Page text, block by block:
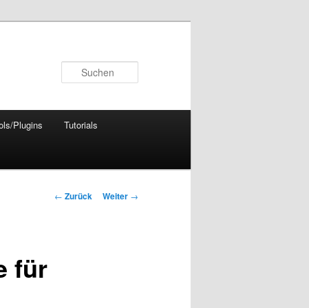
Plugins Tutorials
Beitrags-
← Zurück Weiter →
für